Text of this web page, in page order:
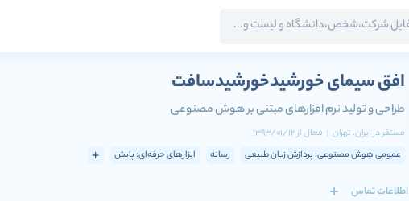
افق سیمای خورشیدخورشیدسافت
طراحی و تولید نرم افزارهای مبتنی بر هوش مصنوعی
مستقر درایران، تهران | فعالاز1393/01/12
عمومی هوش مصنوعی: پردازش زبان طبیعی
رسانه ابزارهای حرفه‌ای: پایش
اطلاعات تماس